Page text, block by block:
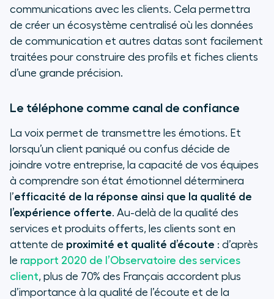
communications avec les clients. Cela permettra
de créer un écosystème centralisé où les données
de communication et autres datas sont facilement
traitées pour construire des profils et fiches clients
d’une grande précision.
Le téléphone comme canal de confiance
La voix permet de transmettre les émotions. Et
lorsqu’un client paniqué ou confus décide de
joindre votre entreprise, la capacité de vos équipes
à comprendre son état émotionnel déterminera
l’efficacité de la réponse ainsi que la qualité de
l’expérience offerte. Au-delà de la qualité des
services et produits offerts, les clients sont en
attente de proximité et qualité d’écoute : d’après
le rapport 2020 de l’Observatoire des services
client, plus de 70% des Français accordent plus
d’importance à la qualité de l’écoute et de la